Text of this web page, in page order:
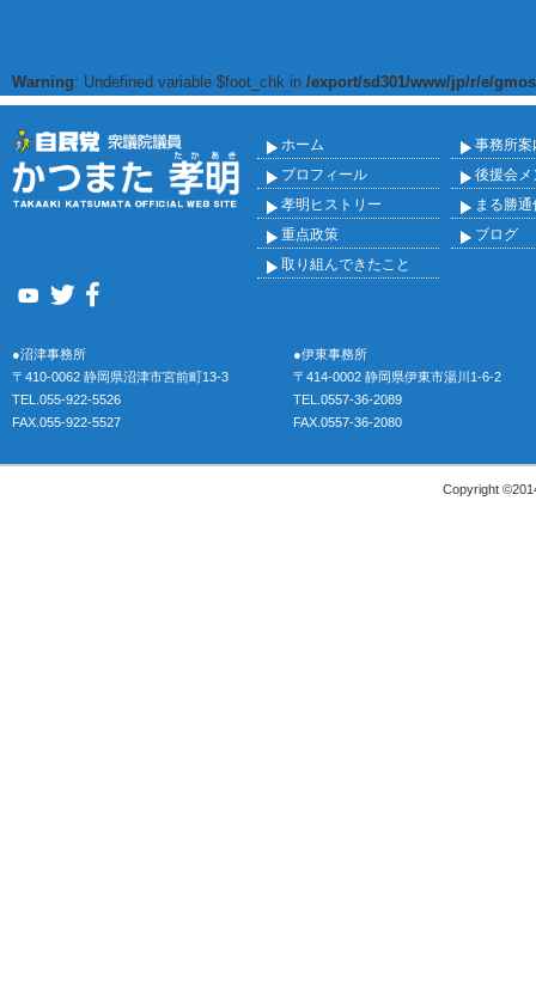
Warning: Undefined variable $foot_chk in /export/sd301/www/jp/r/e/
ホーム
プロフィール
孝明ヒストリー
重点政策
取り組んできたこと
事務所案
後援会メ
まる勝通
ブログ
●沼津事務所
〒410-0062 静岡県沼津市宮前町13-3
TEL.055-922-5526
FAX.055-922-5527
●伊東事務所
〒414-0002 静岡県伊東市湯川1-6-2
TEL.0557-36-2089
FAX.0557-36-2080
Copyright